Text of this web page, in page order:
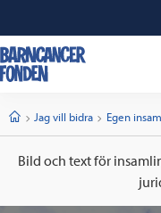
StartJag vill bidra Egen
Bild och text för